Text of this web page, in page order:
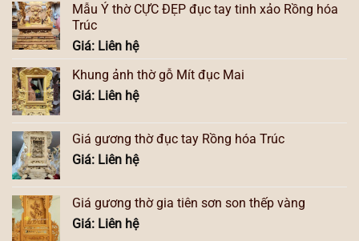
Mẫu Ỷ thờ CỰC ĐẸP đục tay tinh xảo Rồng hóa
Trúc
Giá: Liên hệ
Khung ảnh thờ gỗ Mít đục Mai
Giá: Liên hệ
Giá gương thờ đục tay Rồng hóa Trúc
Giá: Liên hệ
Giá gương thờ gia tiên sơn son thếp vàng
Giá: Liên hệ